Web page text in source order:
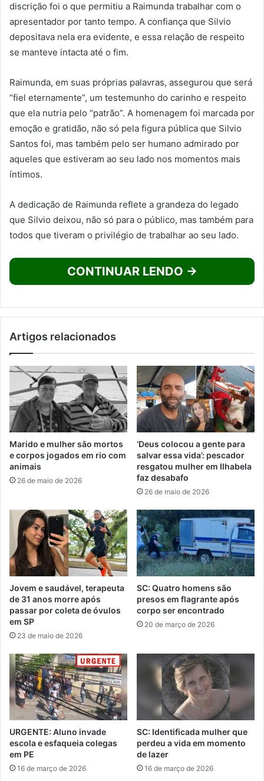
discrição foi o que permitiu a Raimunda trabalhar com o
apresentador por tanto tempo. A confiança que Silvio
depositava nela era evidente, e essa relação de respeito
se manteve intacta até o fim.
Raimunda, em suas próprias palavras, assegurou que será
“fiel eternamente”, um testemunho do carinho e respeito
que ela nutria pelo “patrão”. A homenagem foi marcada por
emoção e gratidão, não só pela figura pública que Silvio
Santos foi, mas também pelo ser humano admirado por
aqueles que estiveram ao seu lado nos momentos mais
íntimos.
A dedicação de Raimunda reflete a grandeza do legado
que Silvio deixou, não só para o público, mas também para
todos que tiveram o privilégio de trabalhar ao seu lado.
CONTINUAR LENDO →
Artigos relacionados
Marido e mulher são mortos
e corpos jogados em rio com
animais
26 de maio de 2026
‘Deus colocou a gente para
salvar essa vida’: pescador
resgatou mulher em Ilhabela
faz desabafo
26 de maio de 2026
Jovem e saudável, terapeuta
de 31 anos morre após
passar por coleta de óvulos
em SP
23 de maio de 2026
SC: Quatro homens são
presos em flagrante após
corpo ser encontrado
20 de março de 2026
URGENTE: Aluno invade
escola e esfaqueia colegas
em PE
16 de março de 2026
SC: Identificada mulher que
perdeu a vida em momento
de lazer
16 de março de 2026